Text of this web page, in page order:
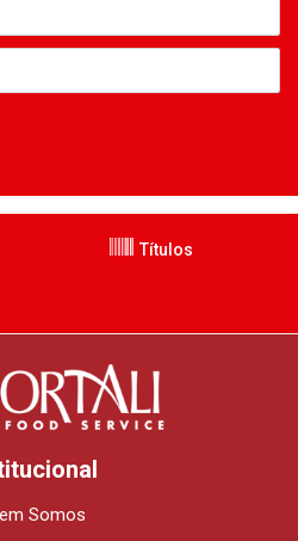
Títulos
Somos